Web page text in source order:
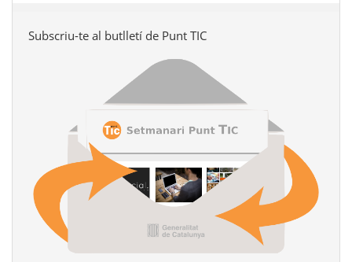
Subscriu-te al butlletí de Punt TIC